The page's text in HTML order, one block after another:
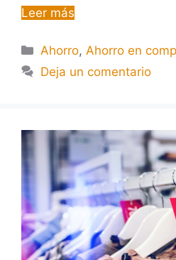
Leer más
Ahorro,Ahorro en
Deja un comentario